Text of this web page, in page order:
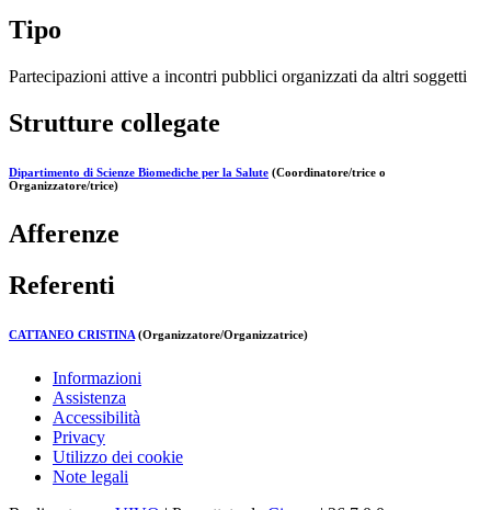
Tipo
Partecipazioni attive a incontri pubblici organizzati da altri soggetti
Strutture collegate
Dipartimento di Scienze Biomediche per la Salute (Coordinatore/trice o
Organizzatore/trice)
Afferenze
Referenti
CATTANEO CRISTINA (Organizzatore/Organizzatrice)
Informazioni
Assistenza
Accessibilità
Privacy
Utilizzo dei cookie
Note legali